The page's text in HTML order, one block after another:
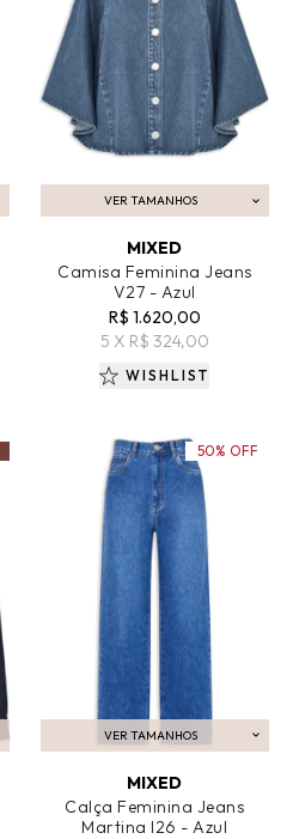
VER TAMANHOS
ADICIONAR AO CARRINHO
MIXED
Camisa Feminina Jeans
V27 - Azul
R$ 1.620,00
5 X R$ 324,00
WISHLIST
VER TAMANHOS
ADICIONAR AO CARRINHO
MIXED
Calça Feminina Jeans
Martina I26 - Azul
50% OFF